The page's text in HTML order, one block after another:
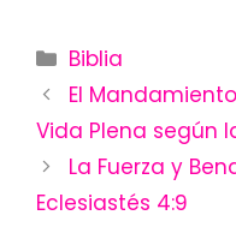
Categories
Biblia
El
Vida Plena según
La Fuerza y
Eclesiastés 4:9